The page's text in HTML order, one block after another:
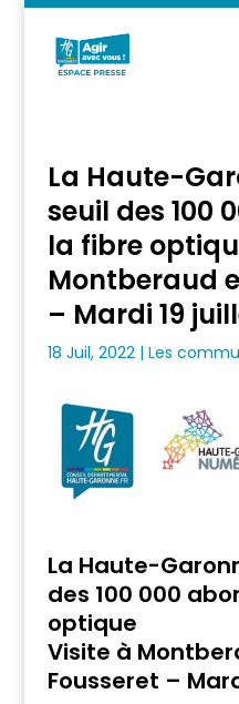
La Haute-
seuil des 100
la fibre
Montberaud
– Mardi 19
18 Juil, 2022| Les
La Haute-
des 100 000
optique
Visite à
Fousseret –